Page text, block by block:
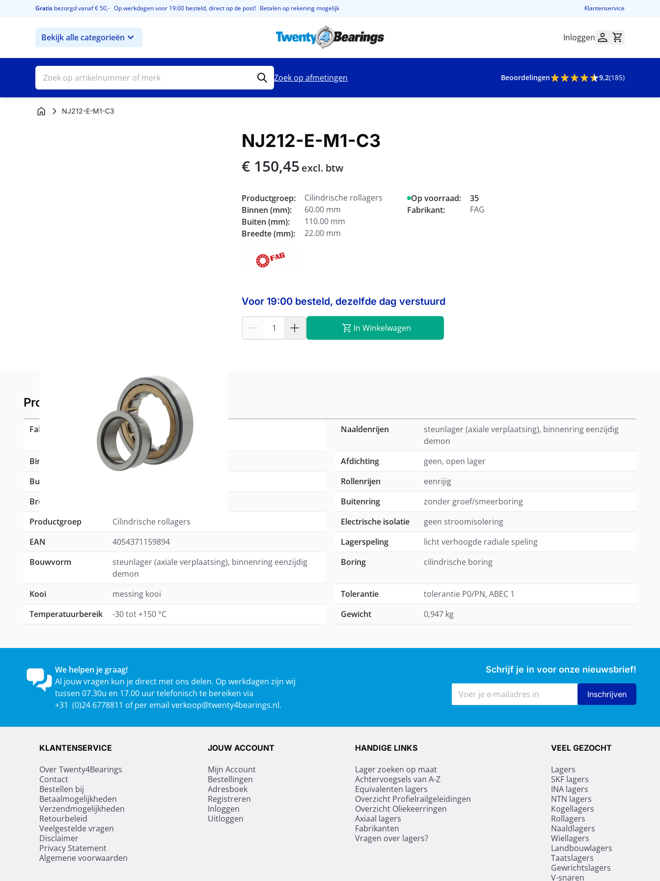
Ga naar de inhoud
Gratis bezorgd vanaf € 50,- Op werkdagen voor 19:00 besteld, direct op de post! Betalen op rekening mogelijk Klantenservice
Bekijk alle categorieën Inloggen
Zoek op afmetingen Beoordelingen 9,2(185)
NJ212-E-M1-C3
NJ212-E-M1-C3
€ 150,45 excl. btw
Productgroep:
Cilindrische rollagers
Binnen (mm):
60.00 mm
Buiten (mm):
110.00 mm
Breedte (mm):
22.00 mm
Op voorraad:
35
Fabrikant:
FAG
Voor 19:00 besteld, dezelfde dag verstuurd
In Winkelwagen
Product specificaties
Fabrikant FAG
Binnen (mm)
60,00
Buiten (mm)
Breedte (mm)
Productgroep
Cilindrische rollagers
EAN
4054371159894
Bouwvorm
steunlager (axiale verplaatsing), binnenring eenzijdig
demon
Kooi
messing kooi
Temperatuurbereik
-30 tot +150 °C
Naaldenrijen
steunlager (axiale verplaatsing), binnenring eenzijdig
demon
Afdichting
geen, open lager
Rollenrijen
eenrijig
Buitenring
zonder groef/smeerboring
Electrische isolatie
geen stroomisolering
Lagerspeling
licht verhoogde radiale speling
Boring
cilindrische boring
Tolerantie
tolerantie P0/PN, ABEC 1
Gewicht
0,947 kg
We helpen je graag!
Al jouw vragen kun je direct met ons delen. Op werkdagen zijn wij
tussen 07.30u en 17.00 uur telefonisch te bereiken via
+31 (0)24 6778811 of per email verkoop@twenty4bearings.nl.
Schrijf je in voor onze nieuwsbrief!
E-mailadres
Inschrijven
KLANTENSERVICE
Over Twenty4Bearings
Contact
Bestellen bij
Betaalmogelijkheden
Verzendmogelijkheden
Retourbeleid
Veelgestelde vragen
Disclaimer
Privacy Statement
Algemene voorwaarden
JOUW ACCOUNT
Mijn Account
Bestellingen
Adresboek
Registreren
Inloggen
Uitloggen
HANDIGE LINKS
Lager zoeken op maat
Achtervoegsels van A-Z
Equivalenten lagers
Overzicht Profielrailgeleidingen
Overzicht Oliekeerringen
Axiaal lagers
Fabrikanten
Vragen over lagers?
VEEL GEZOCHT
Lagers
SKF lagers
INA lagers
NTN lagers
Kogellagers
Rollagers
Naaldlagers
Wiellagers
Landbouwlagers
Taatslagers
Gewrichtslagers
V-snaren